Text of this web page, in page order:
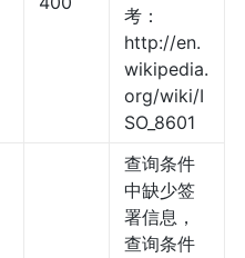
考：
http://en.
wikipedia.
org/wiki/I
SO_8601
查询条件
中缺少签
署信息，
查询条件